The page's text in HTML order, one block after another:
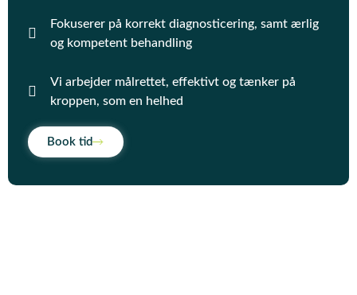
Fokuserer på korrekt diagnosticering, samt ærlig
og kompetent behandling
Vi arbejder målrettet, effektivt og tænker på
kroppen, som en helhed
Book tid